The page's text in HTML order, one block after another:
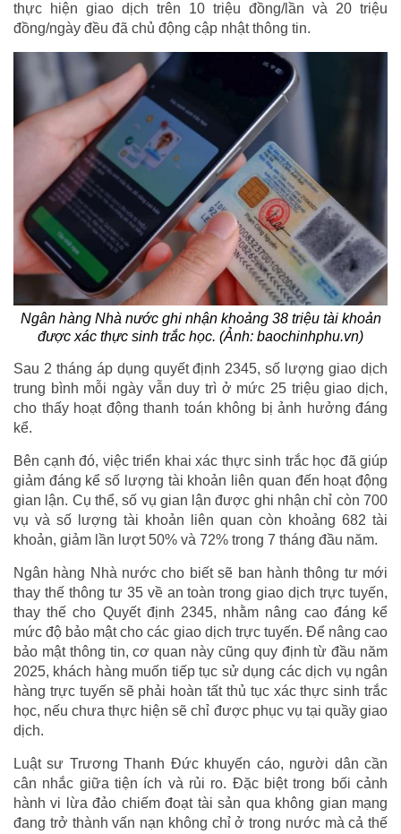
thực hiện giao dịch trên 10 triệu đồng/lần và 20 triệu
đồng/ngày đều đã chủ động cập nhật thông tin.
Ngân hàng Nhà nước ghi nhận khoảng 38 triệu tài khoản
được xác thực sinh trắc học. (Ảnh: baochinhphu.vn)
Sau 2 tháng áp dụng quyết định 2345, số lượng giao dịch
trung bình mỗi ngày vẫn duy trì ở mức 25 triệu giao dịch,
cho thấy hoạt động thanh toán không bị ảnh hưởng đáng
kể.
Bên cạnh đó, việc triển khai xác thực sinh trắc học đã giúp
giảm đáng kể số lượng tài khoản liên quan đến hoạt động
gian lận. Cụ thể, số vụ gian lận được ghi nhận chỉ còn 700
vụ và số lượng tài khoản liên quan còn khoảng 682 tài
khoản, giảm lần lượt 50% và 72% trong 7 tháng đầu năm.
Ngân hàng Nhà nước cho biết sẽ ban hành thông tư mới
thay thế thông tư 35 về an toàn trong giao dịch trực tuyến,
thay thế cho Quyết định 2345, nhằm nâng cao đáng kể
mức độ bảo mật cho các giao dịch trực tuyến. Để nâng cao
bảo mật thông tin, cơ quan này cũng quy định từ đầu năm
2025, khách hàng muốn tiếp tục sử dụng các dịch vụ ngân
hàng trực tuyến sẽ phải hoàn tất thủ tục xác thực sinh trắc
học, nếu chưa thực hiện sẽ chỉ được phục vụ tại quầy giao
dịch.
Luật sư Trương Thanh Đức khuyến cáo, người dân cần
cân nhắc giữa tiện ích và rủi ro. Đặc biệt trong bối cảnh
hành vi lừa đảo chiếm đoạt tài sản qua không gian mạng
đang trở thành vấn nạn không chỉ ở trong nước mà cả thế